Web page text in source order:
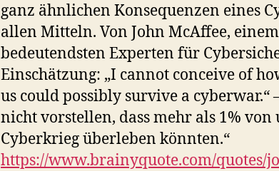
ganz ähnlichen Konsequenzen eines
allen Mitteln. Von John McAffee,
bedeutendsten Experten für
Einschätzung: „I cannot conceive of
us could possibly survive a cyberwar.“
nicht vorstellen, dass mehr als 1% von
Cyberkrieg überleben könnten.“
https://www.brainyquote.com/quotes/